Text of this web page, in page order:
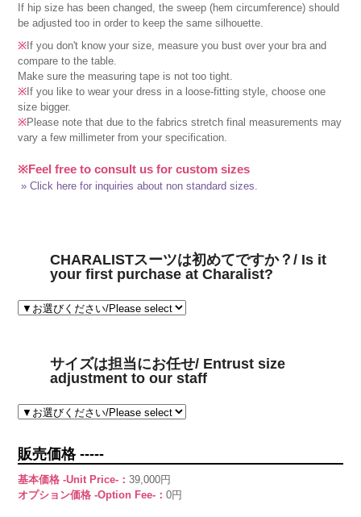
If hip size has been changed, the sweep (hem circumference) should
be adjusted too in order to keep the same silhouette.
※ If you don't know your size, measure you bust over your bra and
compare to the table.
Make sure the measuring tape is not too tight.
※ If you like to wear your dress in a loose-fitting style, choose one
size bigger.
※Please note that due to the fabrics stretch final measurements may
vary a few millimeter from your specification.
※Feel free to consult us for custom sizes
» Click here for inquiries about non standard sizes.
CHARALISTスーツは初めてですか？/ Is it
your first purchase at Charalist?
サイズは担当にお任せ/ Entrust size
adjustment to our staff
販売価格 -----
基本価格 -Unit Price-：39,000円
オプション価格 -Option Fee-：0円